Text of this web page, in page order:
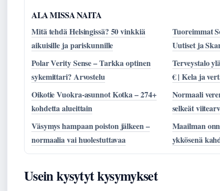
ALA MISSA NAITA
Mitä tehdä Helsingissä? 50 vinkkiä
aikuisille ja pariskunnille
Tuoreimmat
Uutiset ja
Polar Verity Sense – Tarkka optinen
sykemittari? Arvostelu
Terveystalo
€ | Kela ja
Oikotie Vuokra-asunnot Kotka – 274+
kohdetta alueittain
Normaali
selkeät
Väsymys hampaan poiston jälkeen –
normaalia vai huolestuttavaa
Maailman
ykkösenä
Usein kysytyt kysymykset